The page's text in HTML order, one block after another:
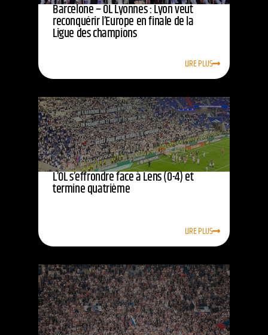
Barcelone – OL Lyonnes : Lyon veut
reconquérir l’Europe en finale de la
Ligue des champions
LIRE PLUS
L’OL s’effrondre face à Lens (0-4) et
termine quatrième
LIRE PLUS